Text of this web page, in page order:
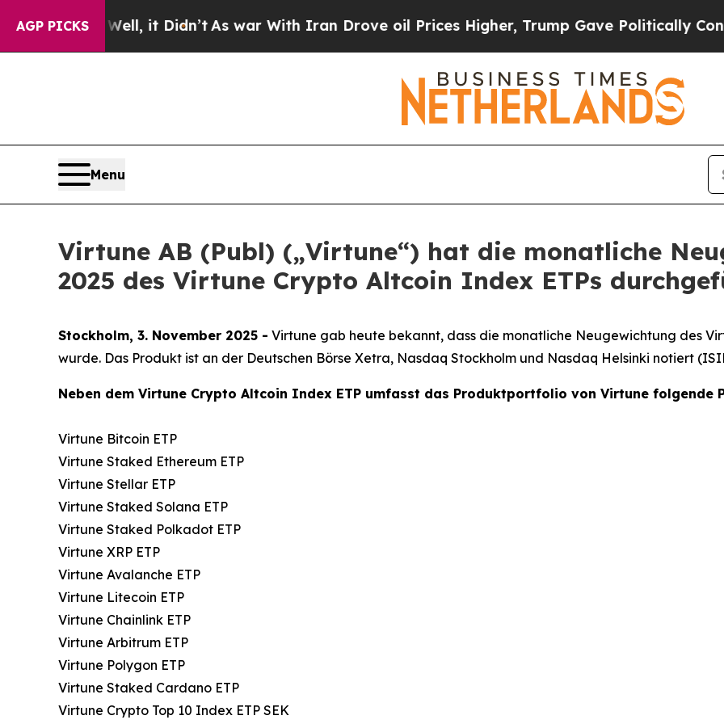
AGP PICKS
Well, it Didn’tAs war With Iran Drove oil Prices Higher, Trump Gave Politically Connected
Menu
Virtune AB (Publ) („Virtune“) hat die monatliche
2025 des Virtune Crypto Altcoin Index ETPs
Stockholm, 3. November 2025 - Virtune gab heute bekannt, dass die monatliche Neugewichtung des
wurde. Das Produkt ist an der Deutschen Börse Xetra, Nasdaq Stockholm und Nasdaq Helsinki notiert
Neben dem Virtune Crypto Altcoin Index ETP umfasst das Produktportfolio von Virtune folgende
Virtune Bitcoin ETP
Virtune Staked Ethereum ETP
Virtune Stellar ETP
Virtune Staked Solana ETP
Virtune Staked Polkadot ETP
Virtune XRP ETP
Virtune Avalanche ETP
Virtune Litecoin ETP
Virtune Chainlink ETP
Virtune Arbitrum ETP
Virtune Polygon ETP
Virtune Staked Cardano ETP
Virtune Crypto Top 10 Index ETP SEK